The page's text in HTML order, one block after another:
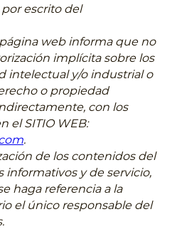
escrito del
web informa que no
implícita sobre los
intelectual y/o industrial o
o propiedad
con los
el SITIO WEB:
.
de los contenidos del
y de servicio,
haga referencia a la
el único responsable del